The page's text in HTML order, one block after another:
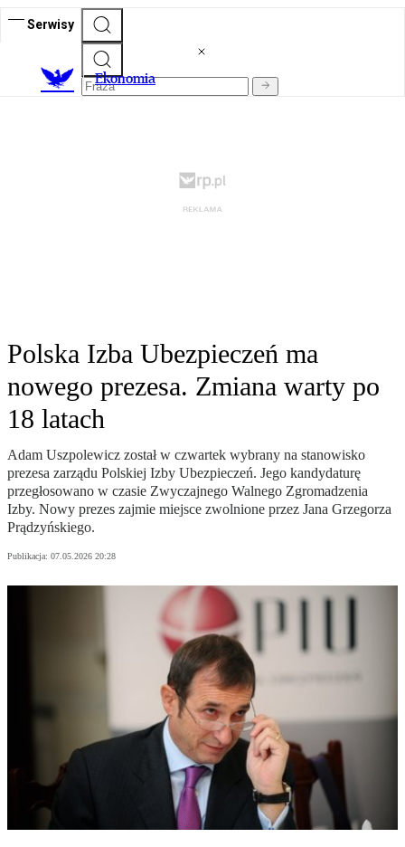
Serwisy
Ekonomia
Polska Izba Ubezpieczeń ma
nowego prezesa. Zmiana warty po
18 latach
Adam Uszpolewicz został w czwartek wybrany na stanowisko
prezesa zarządu Polskiej Izby Ubezpieczeń. Jego kandydaturę
przegłosowano w czasie Zwyczajnego Walnego Zgromadzenia
Izby. Nowy prezes zajmie miejsce zwolnione przez Jana Grzegorza
Prądzyńskiego.
Publikacja: 07.05.2026 20:28